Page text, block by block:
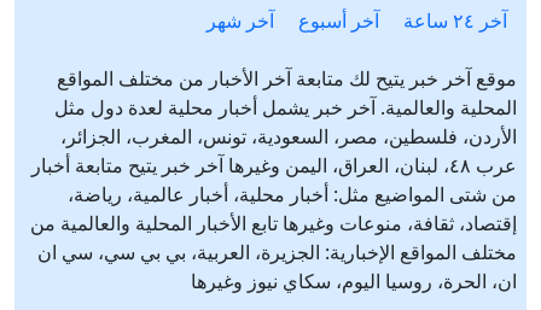
آخر ٢٤ ساعة آخر أسبوع آخر شهر
موقع آخر خبر يتيح لك متابعة آخر الأخبار من مختلف المواقع
المحلية والعالمية. آخر خبر يشمل أخبار محلية لعدة دول مثل
الأردن، فلسطين، مصر، السعودية، تونس، المغرب، الجزائر،
عرب ٤٨، لبنان، العراق، اليمن وغيرها آخر خبر يتيح متابعة أخبار
من شتى المواضيع مثل: أخبار محلية، أخبار عالمية، رياضة،
إقتصاد، ثقافة، منوعات وغيرها تابع الأخبار المحلية والعالمية من
مختلف المواقع الإخبارية: الجزيرة، العربية، بي بي سي، سي ان
ان، الحرة، روسيا اليوم، سكاي نيوز وغيرها